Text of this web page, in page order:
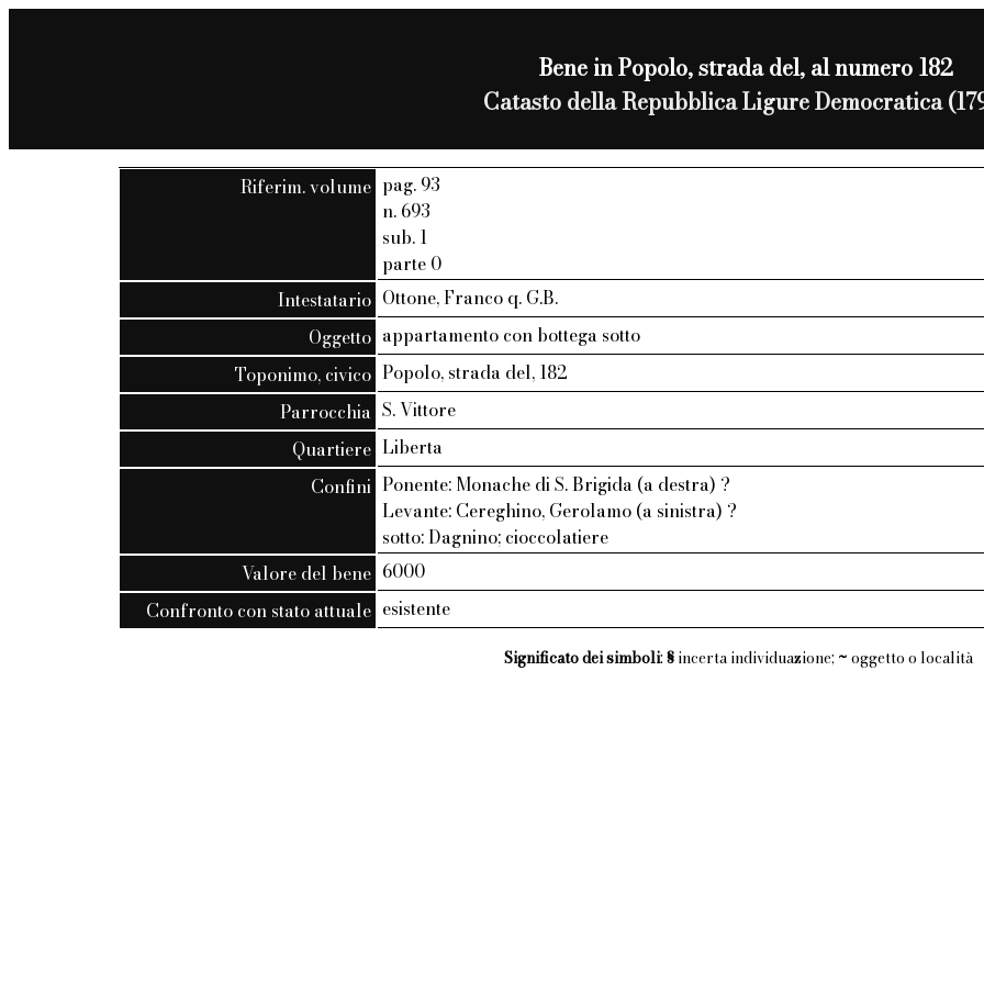
Bene in Popolo, strada del, al numero 182
Catasto della Repubblica Ligure Democratica
Riferim. volume pag. 93
n. 693
sub. 1
parte 0
Intestatario Ottone, Franco q. G.B.
Oggetto appartamento con bottega sotto
Toponimo, civico Popolo, strada del, 182
Parrocchia S. Vittore
Quartiere Liberta
Confini Ponente: Monache di S. Brigida (a destra) ?
Levante: Cereghino, Gerolamo (a sinistra) ?
sotto: Dagnino; cioccolatiere
Valore del bene 6000
Confronto con stato attuale esistente
Significato dei simboli: §incerta individuazione; ~ oggetto o località